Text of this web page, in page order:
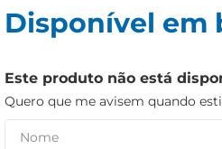
Disponível em
Este produto não está
Quero que me avisem quando
azeite
papel higiênico